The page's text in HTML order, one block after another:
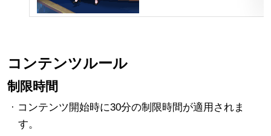
コンテンツルール
制限時間
· コンテンツ開始時に30分の制限時間が適用されま
す。